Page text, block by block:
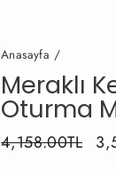
Anasayfa /
Meraklı
Oturma
Fiyat
4,158.00TL